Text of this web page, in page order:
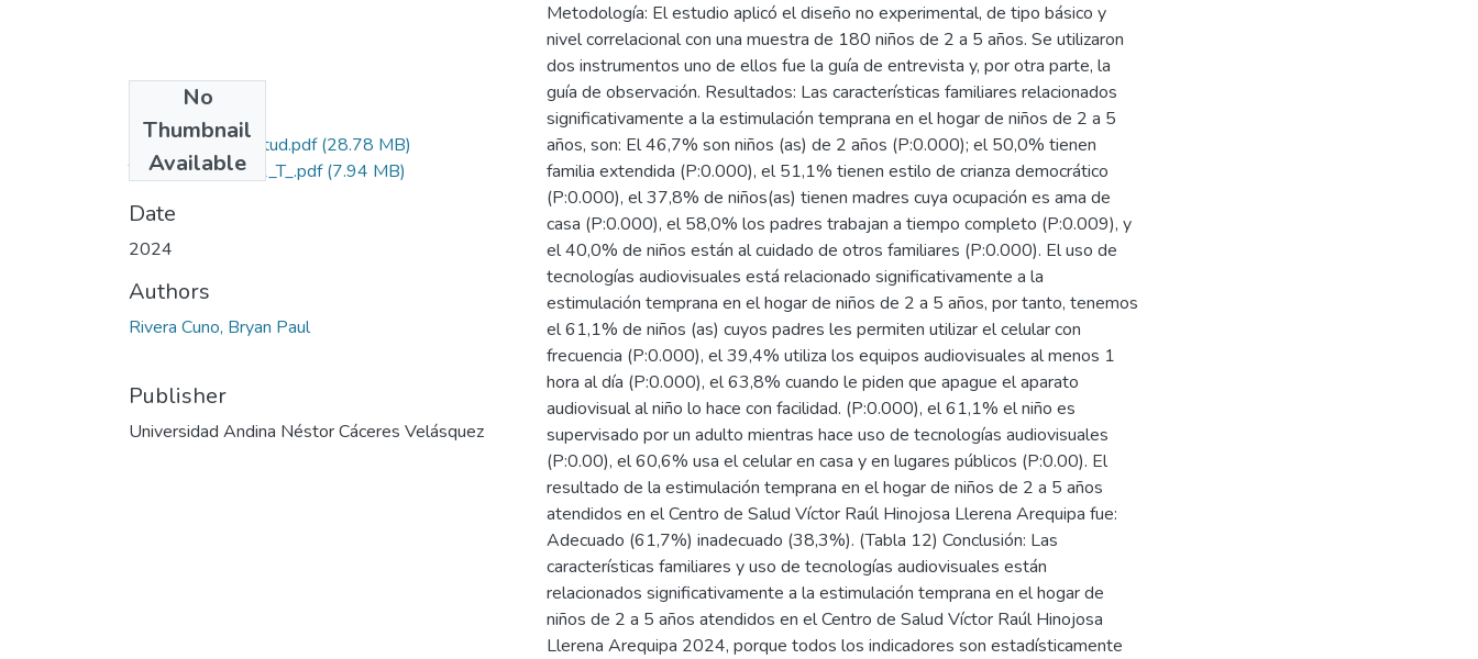
No
Thumbnail
Available
Grado de Similitud.pdf(28.78 MB)
T036_76086012_T_.pdf(7.94 MB)
Date
2024
Authors
Rivera Cuno, Bryan Paul
Publisher
Universidad Andina Néstor Cáceres Velásquez
Metodología: El estudio aplicó el diseño no experimental, de tipo básico y
nivel correlacional con una muestra de 180 niños de 2 a 5 años. Se utilizaron
dos instrumentos uno de ellos fue la guía de entrevista y, por otra parte, la
guía de observación. Resultados: Las características familiares relacionados
significativamente a la estimulación temprana en el hogar de niños de 2 a 5
años, son: El 46,7% son niños (as) de 2 años (P:0.000); el 50,0% tienen
familia extendida (P:0.000), el 51,1% tienen estilo de crianza democrático
(P:0.000), el 37,8% de niños(as) tienen madres cuya ocupación es ama de
casa (P:0.000), el 58,0% los padres trabajan a tiempo completo (P:0.009), y
el 40,0% de niños están al cuidado de otros familiares (P:0.000). El uso de
tecnologías audiovisuales está relacionado significativamente a la
estimulación temprana en el hogar de niños de 2 a 5 años, por tanto, tenemos
el 61,1% de niños (as) cuyos padres les permiten utilizar el celular con
frecuencia (P:0.000), el 39,4% utiliza los equipos audiovisuales al menos 1
hora al día (P:0.000), el 63,8% cuando le piden que apague el aparato
audiovisual al niño lo hace con facilidad. (P:0.000), el 61,1% el niño es
supervisado por un adulto mientras hace uso de tecnologías audiovisuales
(P:0.00), el 60,6% usa el celular en casa y en lugares públicos (P:0.00). El
resultado de la estimulación temprana en el hogar de niños de 2 a 5 años
atendidos en el Centro de Salud Víctor Raúl Hinojosa Llerena Arequipa fue:
Adecuado (61,7%) inadecuado (38,3%). (Tabla 12) Conclusión: Las
características familiares y uso de tecnologías audiovisuales están
relacionados significativamente a la estimulación temprana en el hogar de
niños de 2 a 5 años atendidos en el Centro de Salud Víctor Raúl Hinojosa
Llerena Arequipa 2024, porque todos los indicadores son estadísticamente